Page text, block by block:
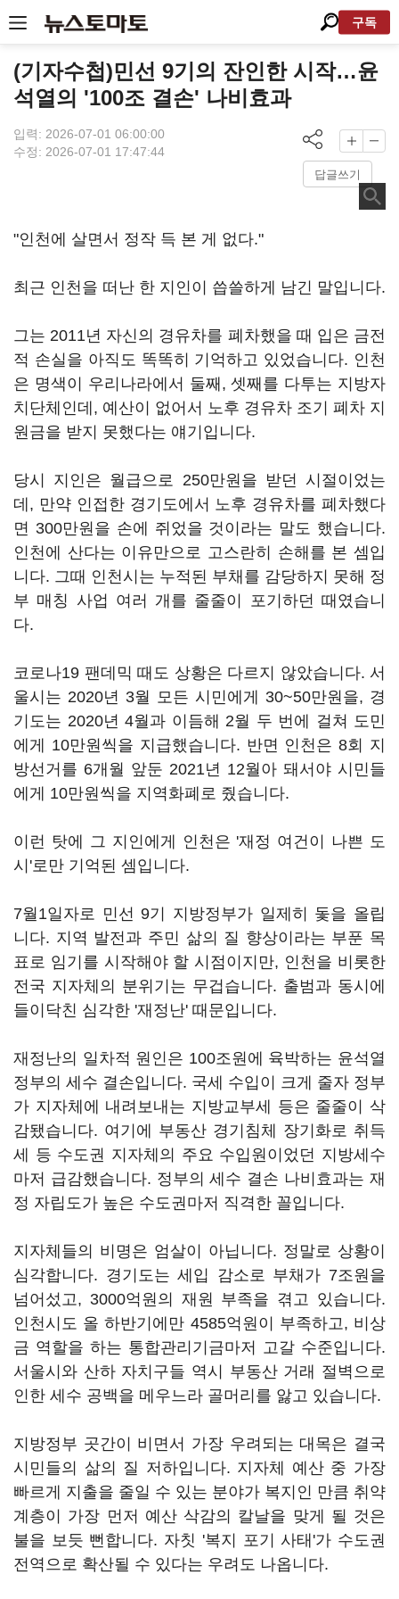
구독
(기자수첩)민선 9기의 잔인한 시작…윤
석열의 '100조 결손' 나비효과
입력: 2026-07-01 06:00:00
수정: 2026-07-01 17:47:44
답글쓰기
"인천에 살면서 정작 득 본 게 없다."
최근 인천을 떠난 한 지인이 씁쓸하게 남긴 말입니다.
그는 2011년 자신의 경유차를 폐차했을 때 입은 금전
적 손실을 아직도 똑똑히 기억하고 있었습니다. 인천
은 명색이 우리나라에서 둘째, 셋째를 다투는 지방자
치단체인데, 예산이 없어서 노후 경유차 조기 폐차 지
원금을 받지 못했다는 얘기입니다.
당시 지인은 월급으로 250만원을 받던 시절이었는
데, 만약 인접한 경기도에서 노후 경유차를 폐차했다
면 300만원을 손에 쥐었을 것이라는 말도 했습니다.
인천에 산다는 이유만으로 고스란히 손해를 본 셈입
니다. 그때 인천시는 누적된 부채를 감당하지 못해 정
부 매칭 사업 여러 개를 줄줄이 포기하던 때였습니
다.
코로나19 팬데믹 때도 상황은 다르지 않았습니다. 서
울시는 2020년 3월 모든 시민에게 30~50만원을, 경
기도는 2020년 4월과 이듬해 2월 두 번에 걸쳐 도민
에게 10만원씩을 지급했습니다. 반면 인천은 8회 지
방선거를 6개월 앞둔 2021년 12월아 돼서야 시민들
에게 10만원씩을 지역화폐로 줬습니다.
이런 탓에 그 지인에게 인천은 '재정 여건이 나쁜 도
시'로만 기억된 셈입니다.
7월1일자로 민선 9기 지방정부가 일제히 돛을 올립
니다. 지역 발전과 주민 삶의 질 향상이라는 부푼 목
표로 임기를 시작해야 할 시점이지만, 인천을 비롯한
전국 지자체의 분위기는 무겁습니다. 출범과 동시에
들이닥친 심각한 '재정난' 때문입니다.
재정난의 일차적 원인은 100조원에 육박하는 윤석열
정부의 세수 결손입니다. 국세 수입이 크게 줄자 정부
가 지자체에 내려보내는 지방교부세 등은 줄줄이 삭
감됐습니다. 여기에 부동산 경기침체 장기화로 취득
세 등 수도권 지자체의 주요 수입원이었던 지방세수
마저 급감했습니다. 정부의 세수 결손 나비효과는 재
정 자립도가 높은 수도권마저 직격한 꼴입니다.
지자체들의 비명은 엄살이 아닙니다. 정말로 상황이
심각합니다. 경기도는 세입 감소로 부채가 7조원을
넘어섰고, 3000억원의 재원 부족을 겪고 있습니다.
인천시도 올 하반기에만 4585억원이 부족하고, 비상
금 역할을 하는 통합관리기금마저 고갈 수준입니다.
서울시와 산하 자치구들 역시 부동산 거래 절벽으로
인한 세수 공백을 메우느라 골머리를 앓고 있습니다.
지방정부 곳간이 비면서 가장 우려되는 대목은 결국
시민들의 삶의 질 저하입니다. 지자체 예산 중 가장
빠르게 지출을 줄일 수 있는 분야가 복지인 만큼 취약
계층이 가장 먼저 예산 삭감의 칼날을 맞게 될 것은
불을 보듯 뻔합니다. 자칫 '복지 포기 사태'가 수도권
전역으로 확산될 수 있다는 우려도 나옵니다.